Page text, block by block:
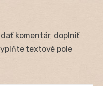
komentár, doplniť
textové pole